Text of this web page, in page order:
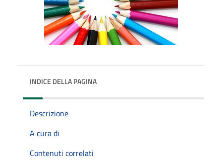
INDICE DELLA PAGINA
Descrizione
A cura di
Contenuti correlati